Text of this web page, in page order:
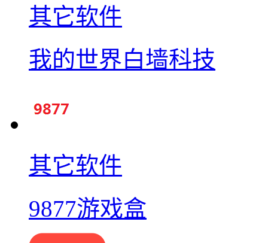
其它软件
我的世界白墙科技
其它软件
9877游戏盒